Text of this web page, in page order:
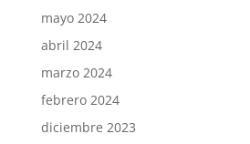
mayo 2024
abril 2024
marzo 2024
febrero 2024
diciembre 2023